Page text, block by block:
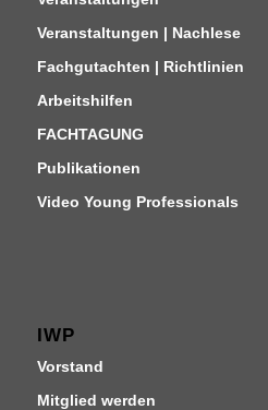
Veranstaltungen | Nachlese
Fachgutachten | Richtlinien
Arbeitshilfen
FACHTAGUNG
Publikationen
Video Young Professionals
IWP
Vorstand
Mitglied werden